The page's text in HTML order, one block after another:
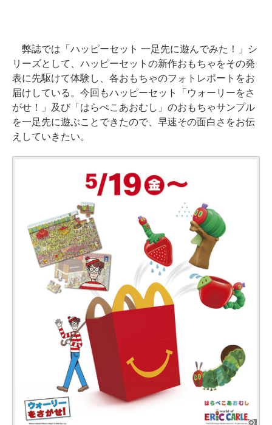
弊誌では「ハッピーセット 一足先に遊んでみた！」シ
リーズとして、ハッピーセットの新作おもちゃをその発
表に先駆けて体験し、各おもちゃのフォトレポートをお
届けしている。今回もハッピーセット「ウォーリーをさ
がせ！」及び「はらぺこあおむし」のおもちゃサンプル
を一足先に遊ぶことできたので、早速その面白さをお伝
えしていきたい。